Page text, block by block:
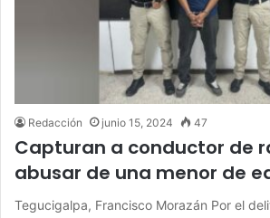
Redacción junio 15, 2024 47
Capturan a conductor de
abusar de una menor de
Tegucigalpa, Francisco Morazán Por el